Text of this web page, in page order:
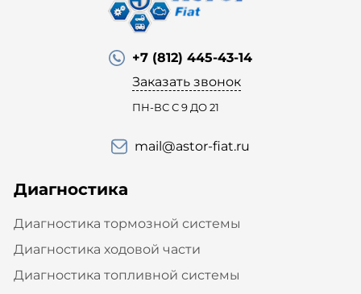
+7 (812) 445-43-14
Заказать звонок
ПН-ВС С 9 ДО 21
mail@astor-fiat.ru
Диагностика
Диагностика тормозной системы
Диагностика ходовой части
Диагностика топливной системы